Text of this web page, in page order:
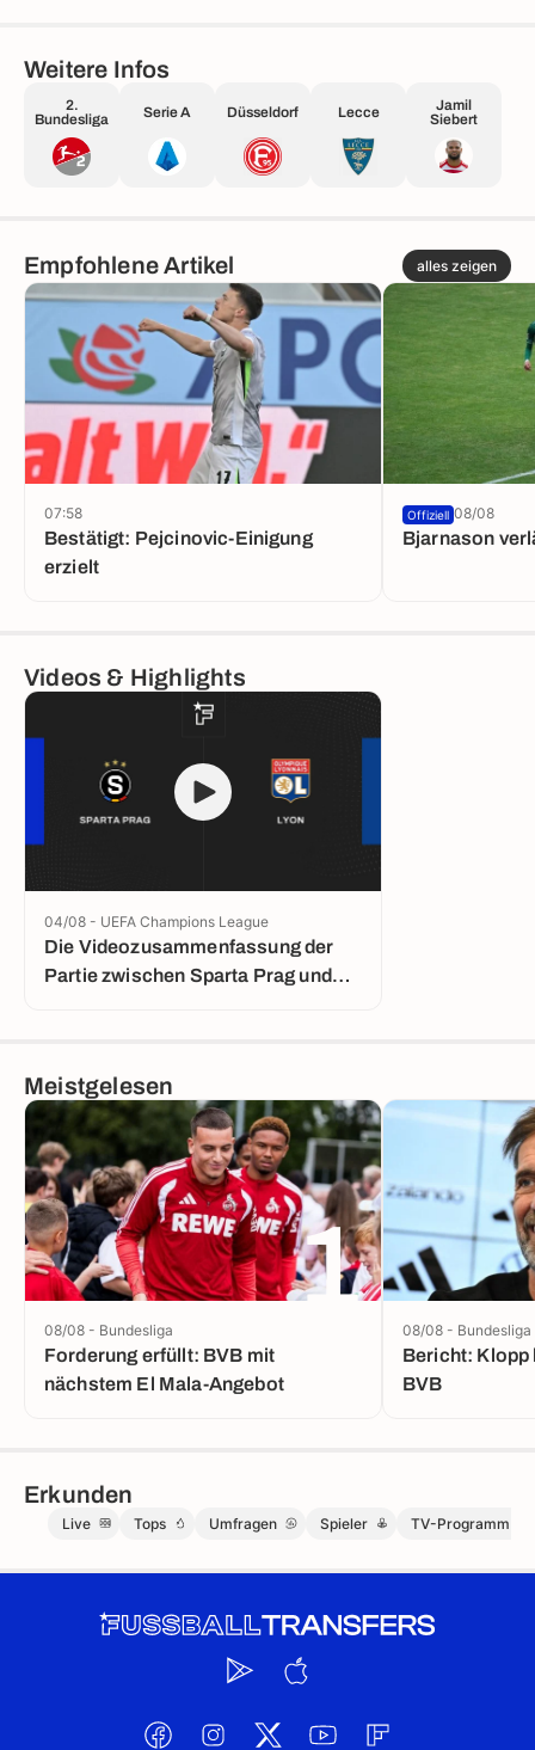
Weitere Infos
2.
Bundesliga
Serie A Düsseldorf Lecce
Jamil
Siebert
Empfohlene Artikel alles zeigen
Bestätigt: Pejcinovic-Einigung
erzielt
07:58
Bjarnason
Offiziell 08/08
Videos & Highlights
Die Videozusammenfassung der
Partie zwischen Sparta Prag und
04/08 - UEFA Champions League
Meistgelesen
1
Forderung erfüllt: BVB mit
nächstem El Mala-Angebot
08/08 - Bundesliga
Bericht: Klopp
BVB
08/08 - Bundesliga
Erkunden
Live Tops Umfragen Spieler TV-Programm